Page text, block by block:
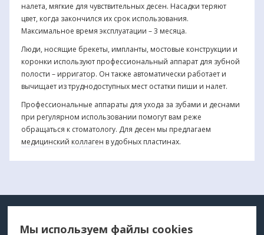
налета, мягкие для чувствительных десен. Насадки теряют
цвет, когда закончился их срок использования.
Максимальное время эксплуатации – 3 месяца.
Люди, носящие брекеты, импланты, мостовые конструкции и
коронки используют профессиональный аппарат для зубной
полости – ирригатор. Он также автоматически работает и
вычищает из труднодоступных мест остатки пиши и налет.
Профессиональные аппараты для ухода за зубами и деснами
при регулярном использовании помогут вам реже
обращаться к стоматологу. Для десен мы предлагаем
медицинский коллаген в удобных пластинах.
ДЛЯ ВАС
Мы используем файлы cookies